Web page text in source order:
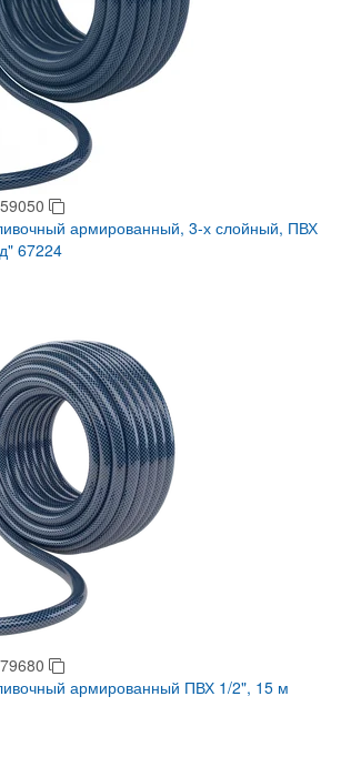
армированный, 3-х слойный, ПВХ
67224
армированный ПВХ 1/2", 15 м